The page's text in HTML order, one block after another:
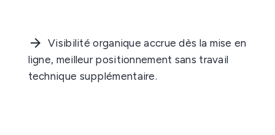
Visibilité organique accrue dès la mise en
ligne, meilleur positionnement sans travail
technique supplémentaire.